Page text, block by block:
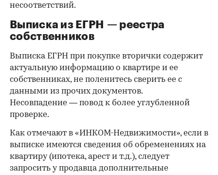
несоответствий.
Выписка из ЕГРН — реестра
собственников
Выписка ЕГРН при покупке вторички содержит
актуальную информацию о квартире и ее
собственниках, не поленитесь сверить ее с
данными из прочих документов.
Несовпадение — повод к более углубленной
проверке.
Как отмечают в «ИНКОМ-Недвижимости», если в
выписке имеются сведения об обременениях на
квартиру (ипотека, арест и т.д.), следует
запросить у продавца дополнительные